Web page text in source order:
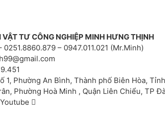
TƯ CÔNG NGHIỆP MINH HƯNG THỊNH
0251.8860.879 – 0947.011.021 (Mr.Minh)
1, Phường An Bình, Thành phố Biên Hòa,
Phường Hoà Minh , Quận Liên Chiểu, TP
Youtube